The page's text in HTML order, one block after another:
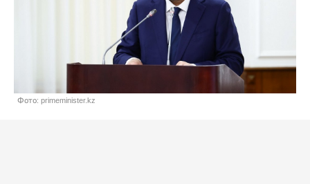
Фото: primeminister.kz